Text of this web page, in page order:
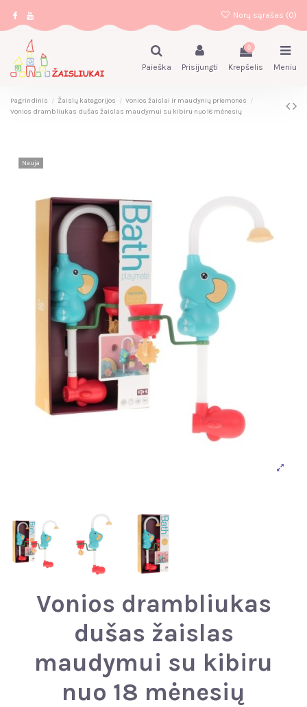
Norų sąrašas (0)
Paieška Prisijungti
0
Krepšelis Meniu
Pagrindinis Žaislų kategorijos
Vonios žaislai ir maudynių priemones
Vonios drambliukas dušas žaislas maudymui su kibiru nuo 18 mėnesių
Nauja
Vonios drambliukas
dušas žaislas
maudymui su kibiru
nuo 18 mėnesių